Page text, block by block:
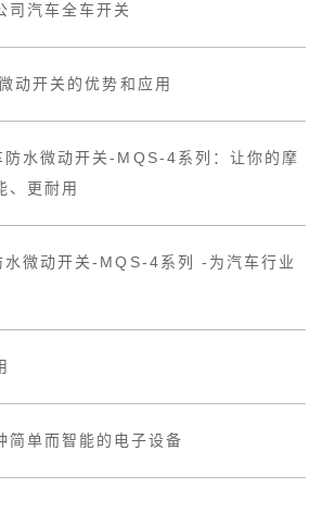
司汽车全车开关
动开关的优势和应用
水微动开关-MQS-4系列：让你的摩
、更耐用
微动开关-MQS-4系列 -为汽车行业
简单而智能的电子设备